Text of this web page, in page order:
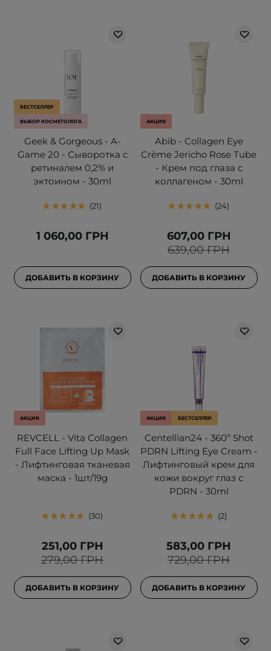
БЕСТСЕЛЛЕР
ВЫБОР КОСМЕТОЛОГА
Geek & Gorgeous - A-
Game 20 - Сыворотка с
ретиналем 0,2% и
эктоином - 30ml
21
1 060,00 ГРН
ДОБАВИТЬ В КОРЗИНУ
АКЦИЯ
Abib - Collagen Eye
Crème Jericho Rose Tube
- Крем под глаза с
коллагеном - 30ml
24
639,00 ГРН
607,00 ГРН
ДОБАВИТЬ В КОРЗИНУ
АКЦИЯ
REVCELL - Vita Collagen
Full Face Lifting Up Mask
- Лифтинговая тканевая
маска - 1шт/19g
30
279,00 ГРН
251,00 ГРН
ДОБАВИТЬ В КОРЗИНУ
АКЦИЯ БЕСТСЕЛЛЕР
Centellian24 - 360º Shot
PDRN Lifting Eye Cream -
Лифтинговый крем для
кожи вокруг глаз с
PDRN - 30ml
2
729,00 ГРН
583,00 ГРН
ДОБАВИТЬ В КОРЗИНУ